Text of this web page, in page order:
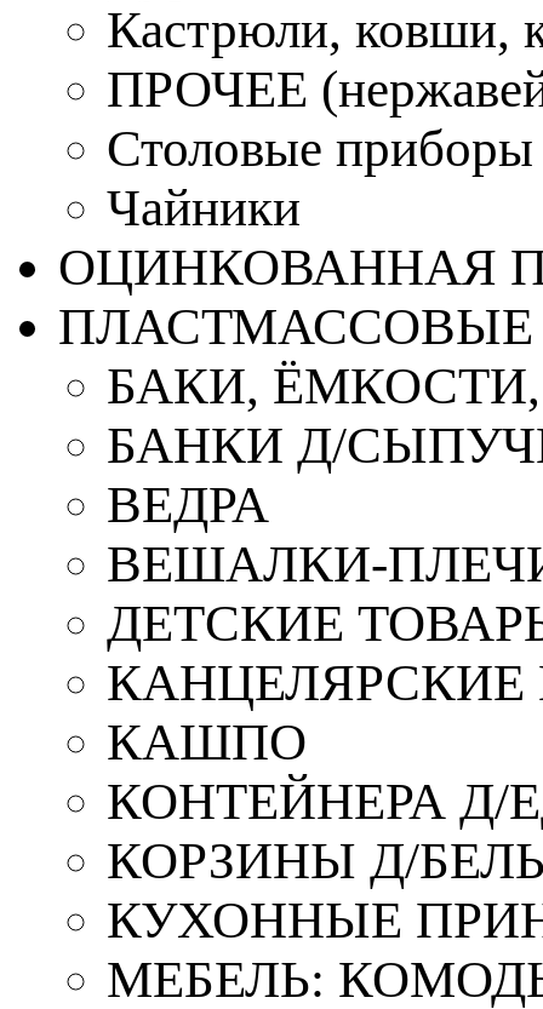
Кастрюли, ковши,
ПРОЧЕЕ
Столовые приборы
Чайники
ОЦИНКОВАННАЯ
ПЛАСТМАССОВЫЕ
БАКИ,
БАНКИ Д/
ВЕДРА
ВЕШАЛКИ-
ДЕТСКИЕ
КАШПО
КОНТЕЙНЕРА Д/
КОРЗИНЫ Д/
КУХОННЫЕ
МЕБЕЛЬ: